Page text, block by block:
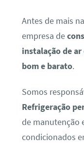
Antes de mais
empresa de
instalação de
bom e barato.
Somos
Refrigeração
de manutenção
condicionados